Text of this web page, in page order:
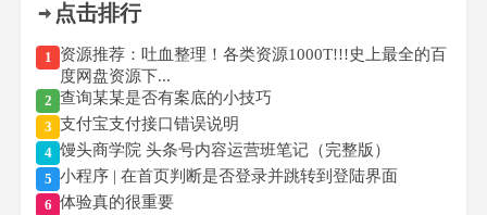
点击排行
1 资源推荐：吐血整理！各类资源1000T!!!史上最全的百
度网盘资源下...
2 查询某某是否有案底的小技巧
3 支付宝支付接口错误说明
4 馒头商学院 头条号内容运营班笔记（完整版）
5 小程序 | 在首页判断是否登录并跳转到登陆界面
6 体验真的很重要